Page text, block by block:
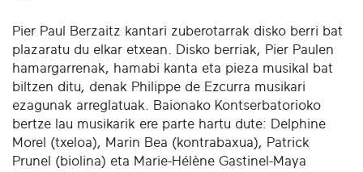
Pier Paul Berzaitz kantari zuberotarrak disko berri bat
plazaratu du elkar etxean. Disko berriak, Pier Paulen
hamargarrenak, hamabi kanta eta pieza musikal bat
biltzen ditu, denak Philippe de Ezcurra musikari
ezagunak arreglatuak. Baionako Kontserbatorioko
bertze lau musikarik ere parte hartu dute: Delphine
Morel (txeloa), Marin Bea (kontrabaxua), Patrick
Prunel (biolina) eta Marie-Hélène Gastinel-Maya